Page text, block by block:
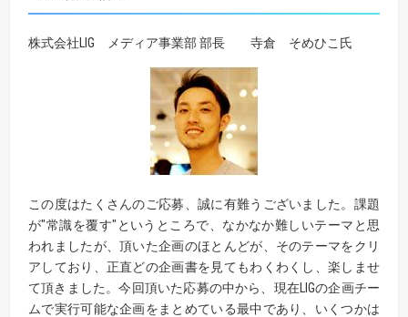
株式会社LIG メディア事業部 部長 寺倉 そめひこ氏
この度はたくさんのご応募、誠に有難うございました。課題
が"常識を覆す"というところで、なかなか難しいテーマと思
われましたが、頂いた企画のほとんどが、そのテーマをクリ
アしており、正直どの企画書を見てもわくわくし、楽しませ
て頂きました。今回頂いた応募の中から、現在LIGの企画チー
ムで実行可能な企画をまとめている最中であり、いくつかは